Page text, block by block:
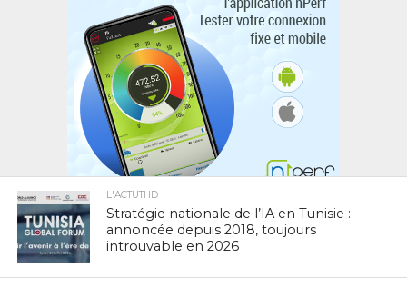
L'ACTUTHD
Stratégie nationale de l’IA en Tunisie :
annoncée depuis 2018, toujours
introuvable en 2026